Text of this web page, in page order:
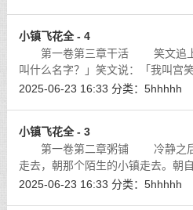
小镇飞花全 - 4
第一卷第三章干活 笑文追上
叫什么名字？」笑文说：「我叫宫笑
2025-06-23 16:33 分类： 5hhhhh
小镇飞花全 - 3
第一卷第二章粥铺 冷静之后
走去，朝那个陌生的小镇走去。朝
2025-06-23 16:33 分类： 5hhhhh